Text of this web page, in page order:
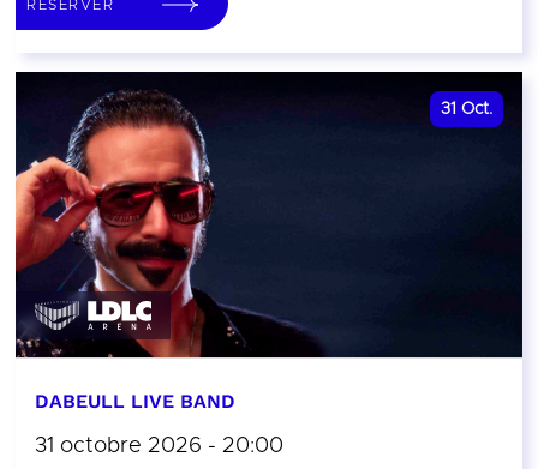
RÉSERVER
31 Oct.
DABEULL LIVE BAND
31 octobre 2026 - 20:00